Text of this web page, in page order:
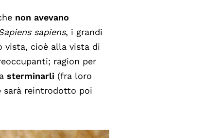
non avevano
sapiens, i grandi
vista, cioè alla vista di
ragion per
sterminarli (fra loro
sarà reintrodotto poi